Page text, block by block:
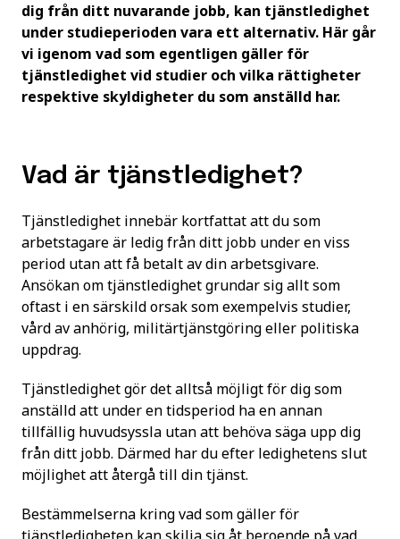
dig från ditt nuvarande jobb, kan tjänstledighet
under studieperioden vara ett alternativ. Här går
vi igenom vad som egentligen gäller för
tjänstledighet vid studier och vilka rättigheter
respektive skyldigheter du som anställd har.
Vad är tjänstledighet?
Tjänstledighet innebär kortfattat att du som
arbetstagare är ledig från ditt jobb under en viss
period utan att få betalt av din arbetsgivare.
Ansökan om tjänstledighet grundar sig allt som
oftast i en särskild orsak som exempelvis studier,
vård av anhörig, militärtjänstgöring eller politiska
uppdrag.
Tjänstledighet gör det alltså möjligt för dig som
anställd att under en tidsperiod ha en annan
tillfällig huvudsyssla utan att behöva säga upp dig
från ditt jobb. Därmed har du efter ledighetens slut
möjlighet att återgå till din tjänst.
Bestämmelserna kring vad som gäller för